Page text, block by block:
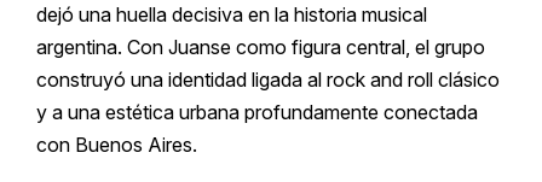
dejó una huella decisiva en la historia musical
argentina. Con Juanse como figura central, el grupo
construyó una identidad ligada al rock and roll clásico
y a una estética urbana profundamente conectada
con Buenos Aires.